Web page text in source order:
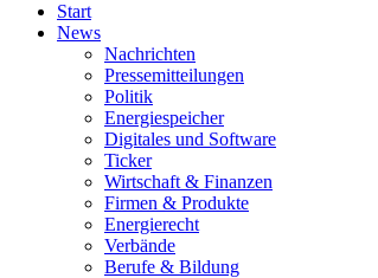
Start
News
Nachrichten
Pressemitteilungen
Politik
Energiespeicher
Digitales und Software
Ticker
Wirtschaft & Finanzen
Firmen & Produkte
Energierecht
Verbände
Berufe & Bildung